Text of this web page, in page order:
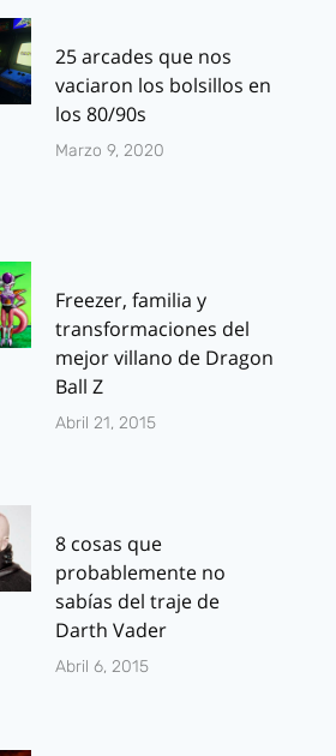
25 arcades que nos
vaciaron los bolsillos en
los 80/90s
Marzo 9, 2020
Freezer, familia y
transformaciones del
mejor villano de Dragon
Ball Z
Abril 21, 2015
8 cosas que
probablemente no
sabías del traje de
Darth Vader
Abril 6, 2015